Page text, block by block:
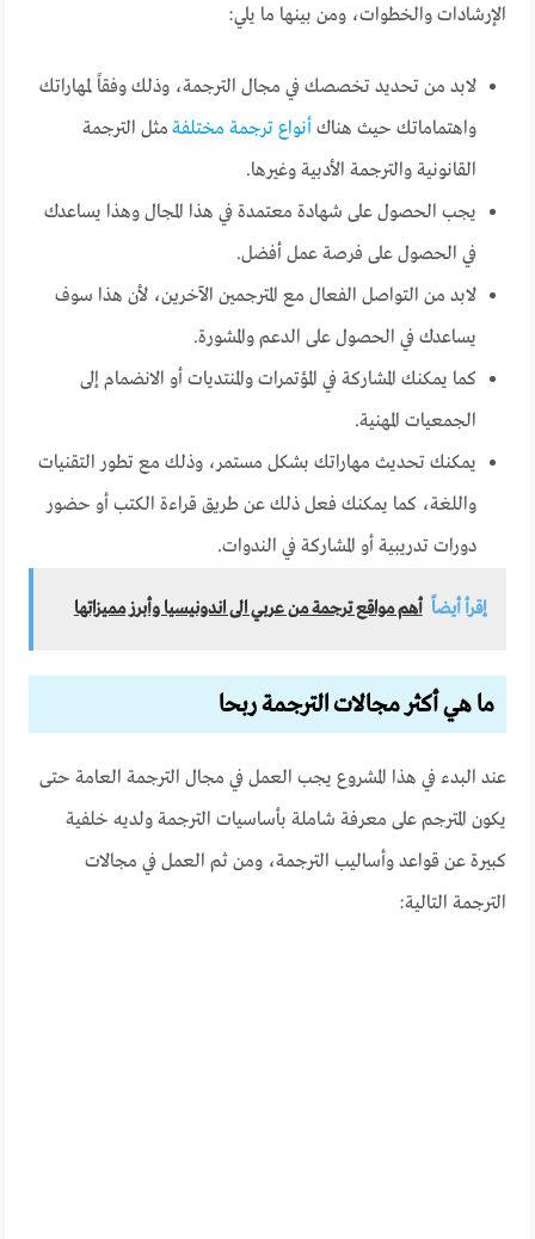
الإرشادات والخطوات، ومن بينها ما يلي:
لابد من تحديد تخصصك في مجال الترجمة، وذلك وفقاً لمهاراتك
واهتماماتك حيث هناك أنواع ترجمة مختلفة مثل الترجمة
القانونية والترجمة الأدبية وغيرها.
يجب الحصول على شهادة معتمدة في هذا المجال وهذا يساعدك
في الحصول على فرصة عمل أفضل.
لابد من التواصل الفعال مع المترجمين الآخرين، لأن هذا سوف
يساعدك في الحصول على الدعم والمشورة.
كما يمكنك المشاركة في المؤتمرات والمنتديات أو الانضمام إلى
الجمعيات المهنية.
يمكنك تحديث مهاراتك بشكل مستمر، وذلك مع تطور التقنيات
واللغة، كما يمكنك فعل ذلك عن طريق قراءة الكتب أو حضور
دورات تدريبية أو المشاركة في الندوات.
إقرأ أيضاً أهم مواقع ترجمة من عربي الى اندونيسيا وأبرز مميزاتها
ما هي أكثر مجالات الترجمة ربحا
عند البدء في هذا المشروع يجب العمل في مجال الترجمة العامة حتى
يكون المترجم على معرفة شاملة بأساسيات الترجمة ولديه خلفية
كبيرة عن قواعد وأساليب الترجمة، ومن ثم العمل في مجالات
الترجمة التالية: